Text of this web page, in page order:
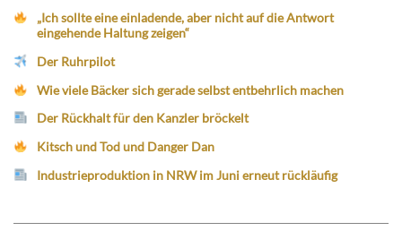
„Ich sollte eine einladende, aber nicht auf die Antwort
eingehende Haltung zeigen“
Der Ruhrpilot
Wie viele Bäcker sich gerade selbst entbehrlich machen
Der Rückhalt für den Kanzler bröckelt
Kitsch und Tod und Danger Dan
Industrieproduktion in NRW im Juni erneut rückläufig